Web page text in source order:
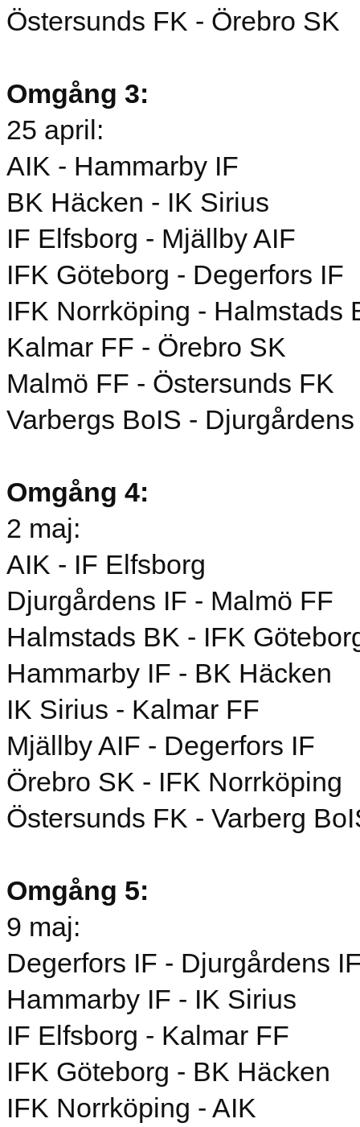
Östersunds FK - Örebro SK
Omgång 3:
25 april:
AIK - Hammarby IF
BK Häcken - IK Sirius
IF Elfsborg - Mjällby AIF
IFK Göteborg - Degerfors IF
IFK Norrköping - Halmstads
Kalmar FF - Örebro SK
Malmö FF - Östersunds FK
Varbergs BoIS -
Omgång 4:
2 maj:
AIK - IF Elfsborg
Djurgårdens IF - Malmö FF
Halmstads BK - IFK
Hammarby IF - BK Häcken
IK Sirius - Kalmar FF
Mjällby AIF - Degerfors IF
Örebro SK - IFK Norrköping
Östersunds FK - Varberg
Omgång 5:
9 maj:
Degerfors IF - Djurgårdens
Hammarby IF - IK Sirius
IF Elfsborg - Kalmar FF
IFK Göteborg - BK Häcken
IFK Norrköping - AIK